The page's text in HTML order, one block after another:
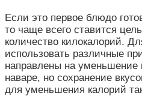
Если это первое блюдо
то чаще всего ставится
количество килокалорий.
использовать различные
направлены на уменьшение
наваре, но сохранение
для уменьшения калорий